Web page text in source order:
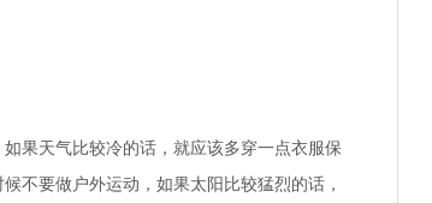
天气比较冷的话，就应该多穿一点衣服保
不要做户外运动，如果太阳比较猛烈的话，